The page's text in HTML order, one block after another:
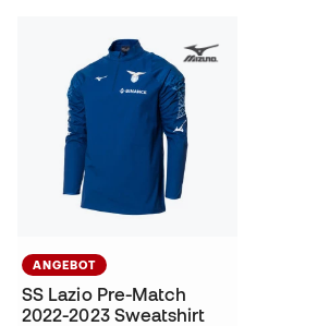
ANGEBOT
SS Lazio Pre-Match
2022-2023 Sweatshirt